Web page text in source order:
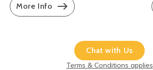
More Info
Chat with Us
Terms & Conditions applies